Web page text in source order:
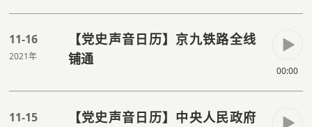
11-16
2021年
【党史声音日历】京九铁路全线
铺通
00:00
11-15
【党史声音日历】中央人民政府